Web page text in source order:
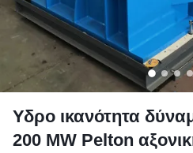
Υδρο ικανότητα
200 MW Pelton